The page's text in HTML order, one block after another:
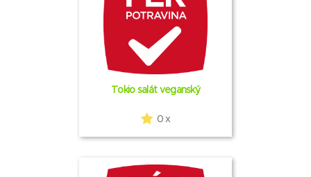
Tokio salát veganský
0 x